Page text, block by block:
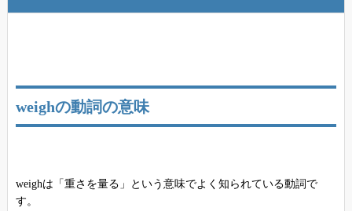
weighの動詞の意味
weighは「重さを量る」という意味でよく知られている動詞で
す。